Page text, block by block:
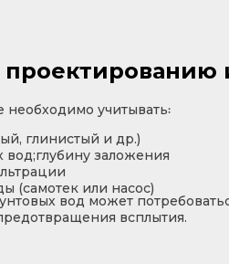
вод может
всплытия.
учитывать꞉
глинистый и др.)
вод;глубину заложения
(самотек или насос)
проектированию